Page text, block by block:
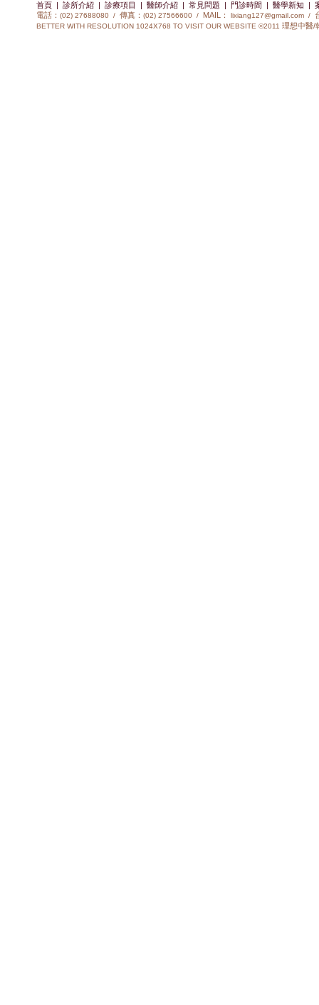
首頁| 診所介紹| 診療項目 | 醫師介紹| 常見問題 | 門診時間 | 醫學新知 |
電話： (02) 27688080 / 傳真： (02) 27566600 / MAIL： lixiang127@gmail.com /
BETTER WITH RESOLUTION 1024X768 TO VISIT OUR WEBSITE ©2011 理想中醫/